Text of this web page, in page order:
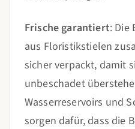
Frische garantiert: Die
aus Floristikstielen
sicher verpackt, damit
unbeschadet
Wasserreservoirs und
sorgen dafür, dass die